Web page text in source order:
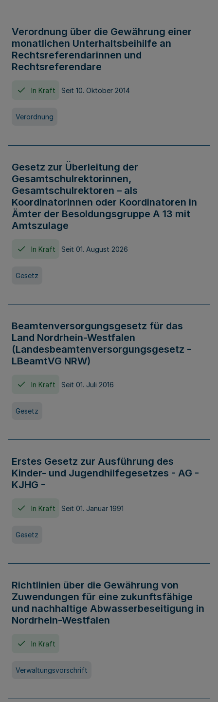
Verordnung über die Gewährung einer
monatlichen Unterhaltsbeihilfe an
Rechtsreferendarinnen und
Rechtsreferendare
In Kraft Seit 10. Oktober 2014
Verordnung
Gesetz zur Überleitung der
Gesamtschulrektorinnen,
Gesamtschulrektoren – als
Koordinatorinnen oder Koordinatoren in
Ämter der Besoldungsgruppe A 13 mit
Amtszulage
In Kraft Seit 01. August 2026
Gesetz
Beamtenversorgungsgesetz für das
Land Nordrhein-Westfalen
(Landesbeamtenversorgungsgesetz -
LBeamtVG NRW)
In Kraft Seit 01. Juli 2016
Gesetz
Erstes Gesetz zur Ausführung des
Kinder- und Jugendhilfegesetzes - AG -
KJHG -
In Kraft Seit 01. Januar 1991
Gesetz
Richtlinien über die Gewährung von
Zuwendungen für eine zukunftsfähige
und nachhaltige Abwasserbeseitigung in
Nordrhein-Westfalen
In Kraft
Verwaltungsvorschrift